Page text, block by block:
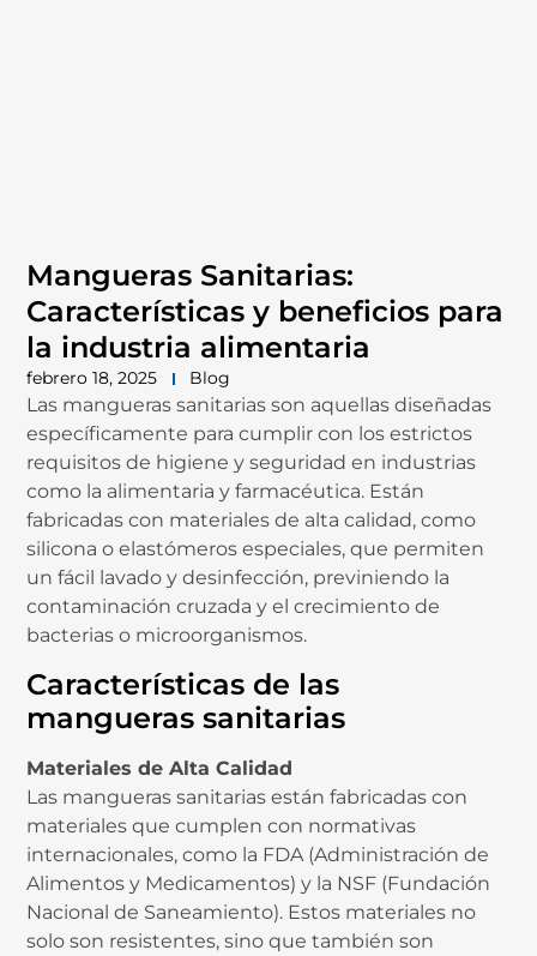
Mangueras Sanitarias:
Características y beneficios para
la industria alimentaria
febrero 18, 2025 Blog
Las mangueras sanitarias son aquellas diseñadas
específicamente para cumplir con los estrictos
requisitos de higiene y seguridad en industrias
como la alimentaria y farmacéutica. Están
fabricadas con materiales de alta calidad, como
silicona o elastómeros especiales, que permiten
un fácil lavado y desinfección, previniendo la
contaminación cruzada y el crecimiento de
bacterias o microorganismos.
Características de las
mangueras sanitarias
Materiales de Alta Calidad
Las mangueras sanitarias están fabricadas con
materiales que cumplen con normativas
internacionales, como la FDA (Administración de
Alimentos y Medicamentos) y la NSF (Fundación
Nacional de Saneamiento). Estos materiales no
solo son resistentes, sino que también son